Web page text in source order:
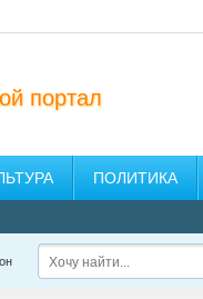
портал
ПОЛИТИКА